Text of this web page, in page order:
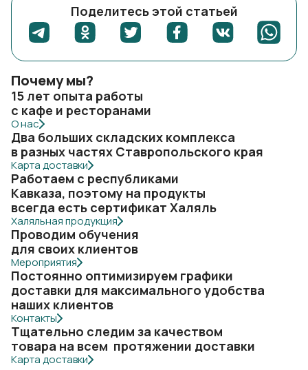
Поделитесь этой статьей
Почему мы?
15 лет опыта работы
с кафе и ресторанами
О нас
Два больших складских комплекса
в разных частях Ставропольского края
Карта доставки
Работаем с республиками
Кавказа, поэтому на продукты
всегда есть сертификат Халяль
Халяльная продукция
Проводим обучения
для своих клиентов
Мероприятия
Постоянно оптимизируем графики
доставки для максимального удобства
наших клиентов
Контакты
Тщательно следим за качеством
товара на всем протяжении доставки
Карта доставки